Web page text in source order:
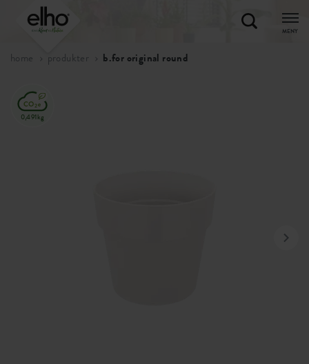
MENY
home produkter b.for original round
0,491kg